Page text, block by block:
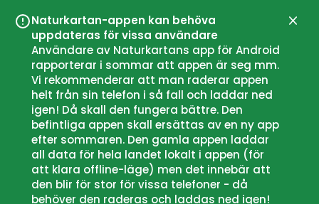
Naturkartan-appen kan behöva
uppdateras för vissa användare
Användare av Naturkartans app för Android
rapporterar i sommar att appen är seg mm.
Vi rekommenderar att man raderar appen
helt från sin telefon i så fall och laddar ned
igen! Då skall den fungera bättre. Den
befintliga appen skall ersättas av en ny app
efter sommaren. Den gamla appen laddar
all data för hela landet lokalt i appen (för
att klara offline-läge) men det innebär att
den blir för stor för vissa telefoner - då
behöver den raderas och laddas ned igen!